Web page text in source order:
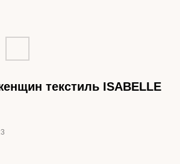
текстиль ISABELLE